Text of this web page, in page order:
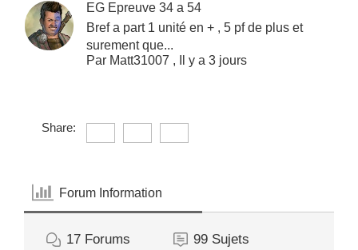
EG Epreuve 34 a 54
Bref a part 1 unité en + , 5 pf de plus et
surement que...
Par Matt31007 , Il y a 3 jours
Share:
Forum Information
17 Forums 99 Sujets